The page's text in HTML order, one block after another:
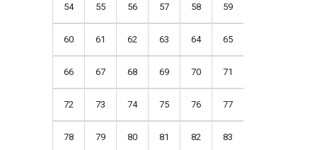
54 55 56 57 58 59
60 61 62 63 64 65
66 67 68 69 70 71
72 73 74 75 76 77
78 79 80 81 82 83